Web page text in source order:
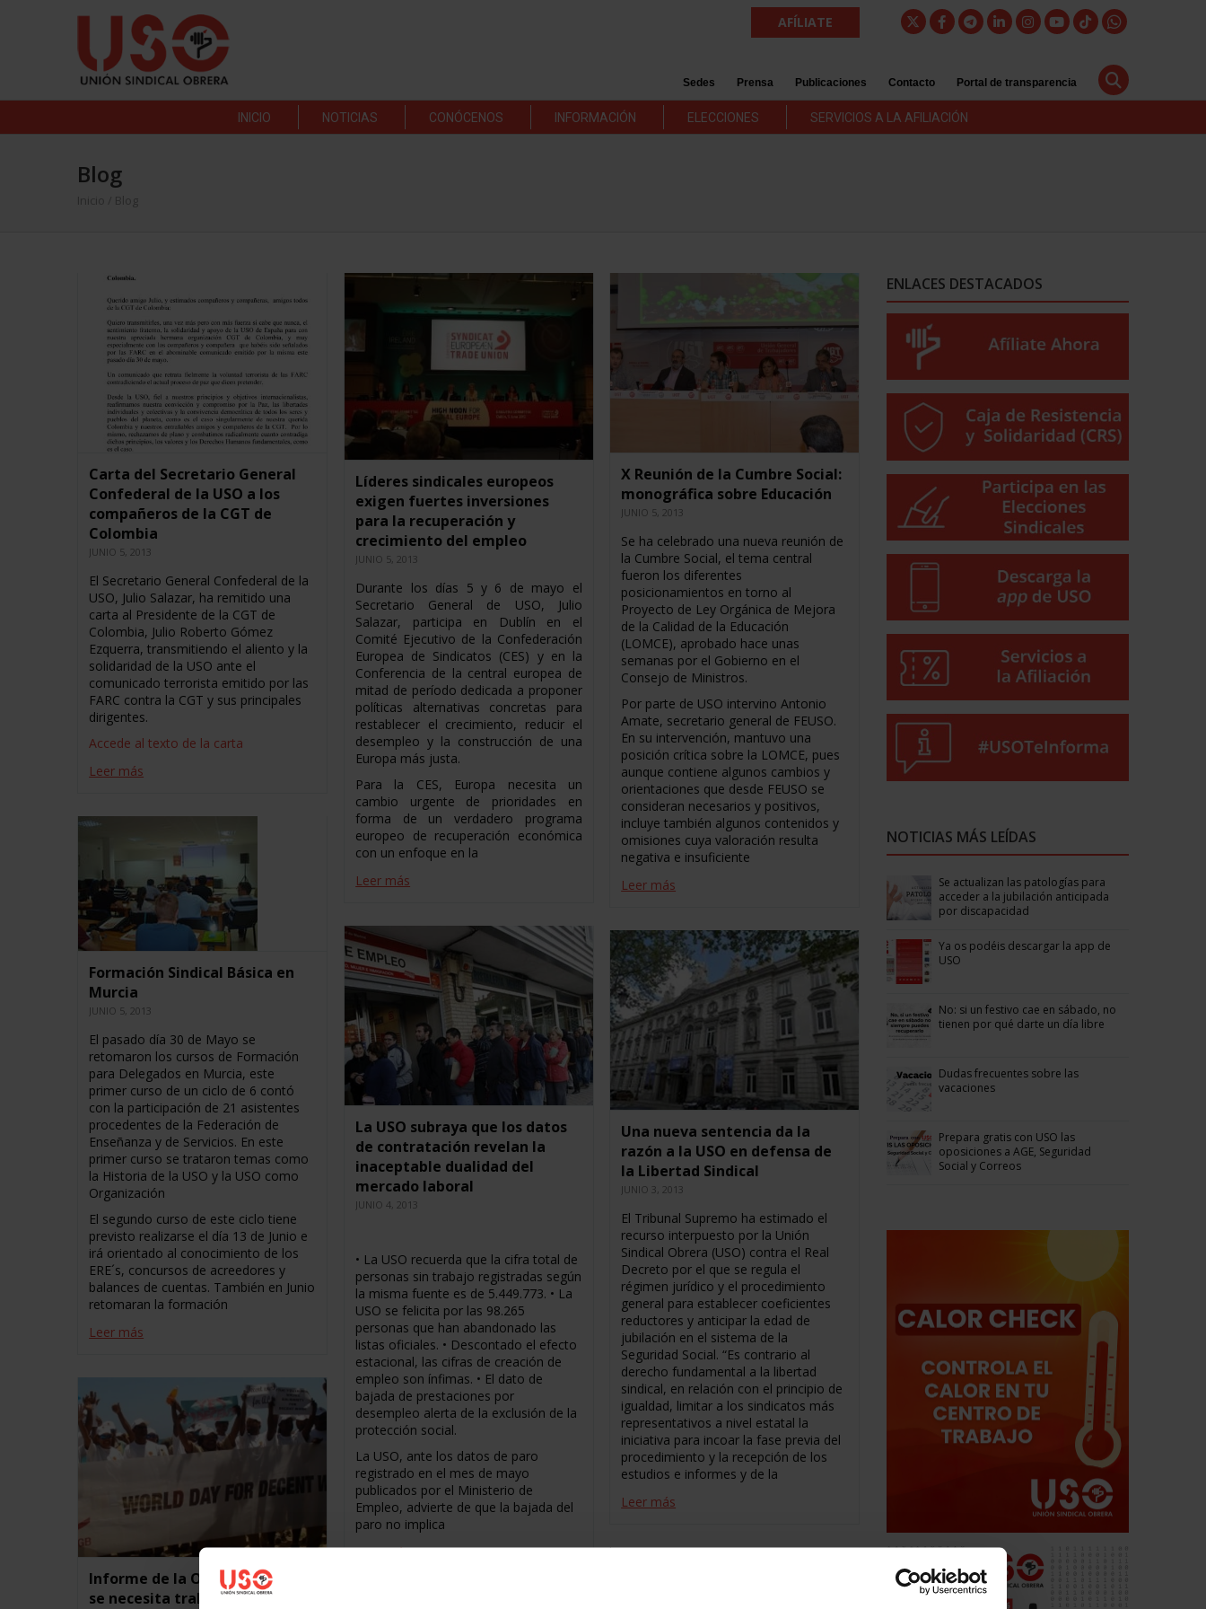
AFÍLIATE
Sedes Prensa Publicaciones Contacto Portal de transparencia
INICIO NOTICIAS CONÓCENOS INFORMACIÓN ELECCIONES SERVICIOS A LA AFILIACIÓN
Blog
Inicio / Blog
Carta del Secretario General
Confederal de la USO a los
compañeros de la CGT de
Colombia
JUNIO 5, 2013
El Secretario General Confederal de la
USO, Julio Salazar, ha remitido una
carta al Presidente de la CGT de
Colombia, Julio Roberto Gómez
Ezquerra, transmitiendo el aliento y la
solidaridad de la USO ante el
comunicado terrorista emitido por las
FARC contra la CGT y sus principales
dirigentes.
Accede al texto de la carta
Leer más
Líderes sindicales europeos
exigen fuertes inversiones
para la recuperación y
crecimiento del empleo
JUNIO 5, 2013
Durante los días 5 y 6 de mayo el
Secretario General de USO, Julio
Salazar, participa en Dublín en el
Comité Ejecutivo de la Confederación
Europea de Sindicatos (CES) y en la
Conferencia de la central europea de
mitad de período dedicada a proponer
políticas alternativas concretas para
restablecer el crecimiento, reducir el
desempleo y la construcción de una
Europa más justa.
Para la CES, Europa necesita un
cambio urgente de prioridades en
forma de un verdadero programa
europeo de recuperación económica
con un enfoque en la
Leer más
X Reunión de la Cumbre Social:
monográfica sobre Educación
JUNIO 5, 2013
Se ha celebrado una nueva reunión de
la Cumbre Social, el tema central
fueron los diferentes
posicionamientos en torno al
Proyecto de Ley Orgánica de Mejora
de la Calidad de la Educación
(LOMCE), aprobado hace unas
semanas por el Gobierno en el
Consejo de Ministros.
Por parte de USO intervino Antonio
Amate, secretario general de FEUSO.
En su intervención, mantuvo una
posición crítica sobre la LOMCE, pues
aunque contiene algunos cambios y
orientaciones que desde FEUSO se
consideran necesarios y positivos,
incluye también algunos contenidos y
omisiones cuya valoración resulta
negativa e insuficiente
Leer más
Formación Sindical Básica en
Murcia
JUNIO 5, 2013
El pasado día 30 de Mayo se
retomaron los cursos de Formación
para Delegados en Murcia, este
primer curso de un ciclo de 6 contó
con la participación de 21 asistentes
procedentes de la Federación de
Enseñanza y de Servicios. En este
primer curso se trataron temas como
la Historia de la USO y la USO como
Organización
El segundo curso de este ciclo tiene
previsto realizarse el día 13 de Junio e
irá orientado al conocimiento de los
ERE´s, concursos de acreedores y
balances de cuentas. También en Junio
retomaran la formación
Leer más
La USO subraya que los datos
de contratación revelan la
inaceptable dualidad del
mercado laboral
JUNIO 4, 2013
• La USO recuerda que la cifra total de
personas sin trabajo registradas según
la misma fuente es de 5.449.773. • La
USO se felicita por las 98.265
personas que han abandonado las
listas oficiales. • Descontado el efecto
estacional, las cifras de creación de
empleo son ínfimas. • El dato de
bajada de prestaciones por
desempleo alerta de la exclusión de la
protección social.
La USO, ante los datos de paro
registrado en el mes de mayo
publicados por el Ministerio de
Empleo, advierte de que la bajada del
paro no implica
Leer más
Una nueva sentencia da la
razón a la USO en defensa de
la Libertad Sindical
JUNIO 3, 2013
El Tribunal Supremo ha estimado el
recurso interpuesto por la Unión
Sindical Obrera (USO) contra el Real
Decreto por el que se regula el
régimen jurídico y el procedimiento
general para establecer coeficientes
reductores y anticipar la edad de
jubilación en el sistema de la
Seguridad Social. “Es contrario al
derecho fundamental a la libertad
sindical, en relación con el principio de
igualdad, limitar a los sindicatos más
representativos a nivel estatal la
iniciativa para incoar la fase previa del
procedimiento y la recepción de los
estudios e informes y de la
Leer más
Informe de la ONU Post-2015:
se necesita trabajo decente y
ENLACES DESTACADOS
NOTICIAS MÁS LEÍDAS
Se actualizan las patologías para
acceder a la jubilación anticipada
por discapacidad
Ya os podéis descargar la app de
USO
No: si un festivo cae en sábado, no
tienen por qué darte un día libre
Dudas frecuentes sobre las
vacaciones
Prepara gratis con USO las
oposiciones a AGE, Seguridad
Social y Correos